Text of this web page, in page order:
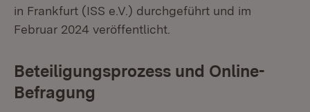
in Frankfurt (ISS e.V.) durchgeführt und im
Februar 2024 veröffentlicht.
Beteiligungsprozess und Online-
Befragung